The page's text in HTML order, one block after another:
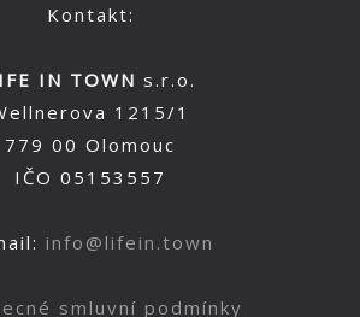
Kontakt:
IN TOWN s.r.o.
1215/1
779 00 Olomouc
IČO 05153557
info@lifein.town
smluvní podmínky